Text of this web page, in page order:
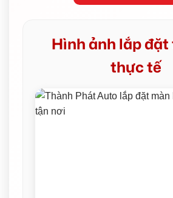
Hình ảnh lắp đặt
thực tế